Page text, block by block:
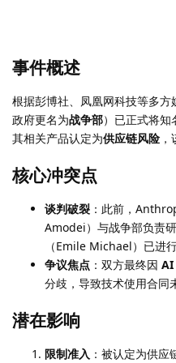
事件概述
根据彭博社、凤凰网科技等多
政府更名为战争部）已正式将知
其相关产品认定为供应链风险
核心冲突点
谈判破裂 ：此前，
Amodei）与战争部负责
（Emile Michael）已进
争议焦点 ：双方最终因 AI
分歧，导致技术使用合同
潜在影响
限制准入 ：被认定为供